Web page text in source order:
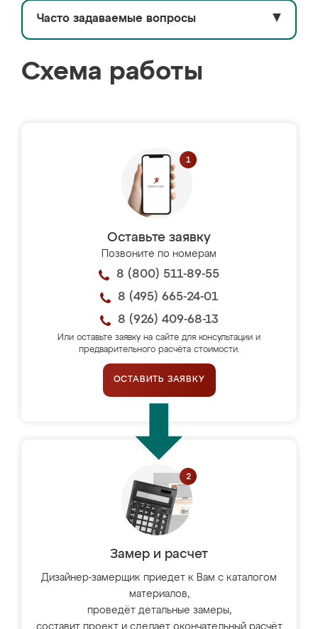
Часто задаваемые вопросы ▼
Схема работы
Оставьте заявку
Позвоните по номерам
8 (800) 511-89-55
8 (495) 665-24-01
8 (926) 409-68-13
Или оставьте заявку на сайте для консультации и
предварительного расчёта стоимости.
ОСТАВИТЬ ЗАЯВКУ
Замер и расчет
Дизайнер-замерщик приедет к Вам с каталогом
материалов,
проведёт детальные замеры,
составит проект и сделает окончательный расчёт